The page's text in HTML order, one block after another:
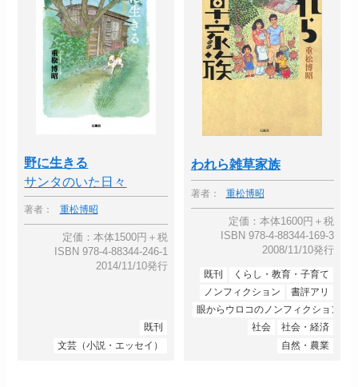
野に生きる
サンタのいた日々
著者： 重松博昭
定価：本体1500円＋税
ISBN 978-4-88344-246-1
2014/11/10発行
既刊
文芸（小説・エッセイ）
われら雑草家族
著者： 重松博昭
定価：本体1600円＋税
ISBN 978-4-88344-169-3
2008/11/10発行
既刊
くらし・教育・子育て
ノンフィクション
書評アリ
眼からウロコのノンフィクション
社会
社会・経済
自然・農業